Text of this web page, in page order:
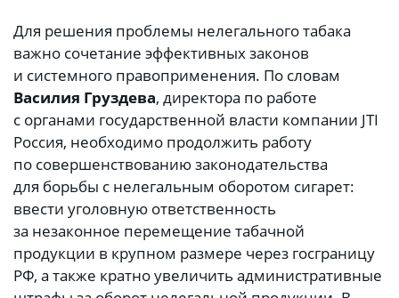
Для решения проблемы нелегального табака
важно сочетание эффективных законов
и системного правоприменения. По словам
Василия Груздева, директора по работе
с органами государственной власти компании JTI
Россия, необходимо продолжить работу
по совершенствованию законодательства
для борьбы с нелегальным оборотом сигарет:
ввести уголовную ответственность
за незаконное перемещение табачной
продукции в крупном размере через госграницу
РФ, а также кратно увеличить административные